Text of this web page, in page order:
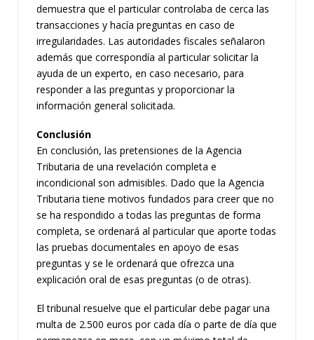
demuestra que el particular controlaba de cerca las
transacciones y hacía preguntas en caso de
irregularidades. Las autoridades fiscales señalaron
además que correspondía al particular solicitar la
ayuda de un experto, en caso necesario, para
responder a las preguntas y proporcionar la
información general solicitada.
Conclusión
En conclusión, las pretensiones de la Agencia
Tributaria de una revelación completa e
incondicional son admisibles. Dado que la Agencia
Tributaria tiene motivos fundados para creer que no
se ha respondido a todas las preguntas de forma
completa, se ordenará al particular que aporte todas
las pruebas documentales en apoyo de esas
preguntas y se le ordenará que ofrezca una
explicación oral de esas preguntas (o de otras).
El tribunal resuelve que el particular debe pagar una
multa de 2.500 euros por cada día o parte de día que